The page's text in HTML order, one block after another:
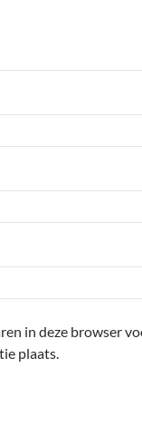
in deze browser
plaats.